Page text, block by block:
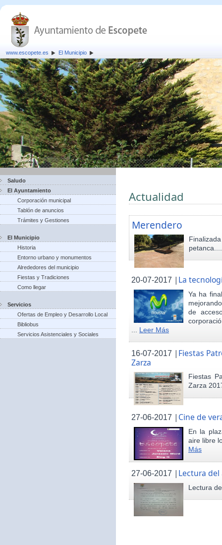
www.escopete.es El Municipio
Saludo
El Ayuntamiento
Corporación municipal
Tablón de anuncios
Trámites y Gestiones
El Municipio
Historia
Entorno urbano y monumentos
Alrededores del municipio
Fiestas y Tradiciones
Como llegar
Servicios
Ofertas de Empleo y Desarrollo Local
Bibliobus
Servicios Asistenciales y Sociales
Actualidad
Merendero
20-07-2017 | La
Ya ha
de
Leer Más
16-07-2017 | Fiestas
Zarza
Fiestas
Zarza
27-06-2017 | Cine de
En la
aire libre
Más
27-06-2017 | Lectura del
Lectura